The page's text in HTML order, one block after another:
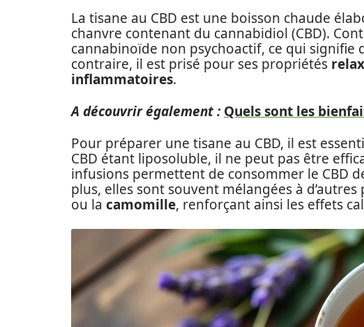
La tisane au CBD est une boisson chaude
chanvre contenant du cannabidiol (CBD).
cannabinoïde non psychoactif, ce qui signifie
contraire, il est prisé pour ses propriétés
inflammatoires.
A découvrir également : Quels sont les
Pour préparer une tisane au CBD, il est
CBD étant liposoluble, il ne peut pas être
infusions permettent de consommer le CBD
plus, elles sont souvent mélangées à
ou la camomille, renforçant ainsi les effets